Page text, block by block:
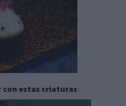
con estas criaturas